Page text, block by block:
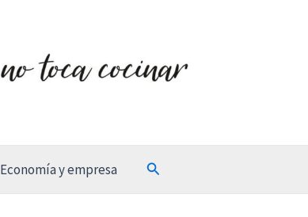
Economía y empresa Buscar